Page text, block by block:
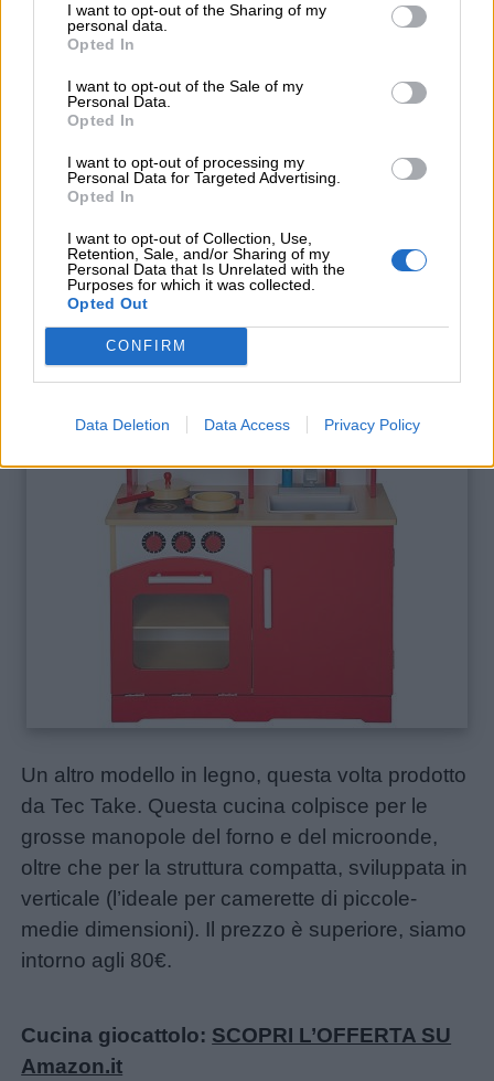
I want to opt-out of the Sharing of my
personal data.
Opted In
I want to opt-out of the Sale of my
Personal Data.
Opted In
I want to opt-out of processing my
Personal Data for Targeted Advertising.
Opted In
I want to opt-out of Collection, Use,
Retention, Sale, and/or Sharing of my
Personal Data that Is Unrelated with the
Purposes for which it was collected.
Opted Out
CONFIRM
Data Deletion Data Access Privacy Policy
Cucina giocattolo – Tec Take
Un altro modello in legno, questa volta prodotto
da Tec Take. Questa cucina colpisce per le
grosse manopole del forno e del microonde,
oltre che per la struttura compatta, sviluppata in
verticale (l’ideale per camerette di piccole-
medie dimensioni). Il prezzo è superiore, siamo
intorno agli 80€.
Cucina giocattolo: SCOPRI L’OFFERTA SU
Amazon.it